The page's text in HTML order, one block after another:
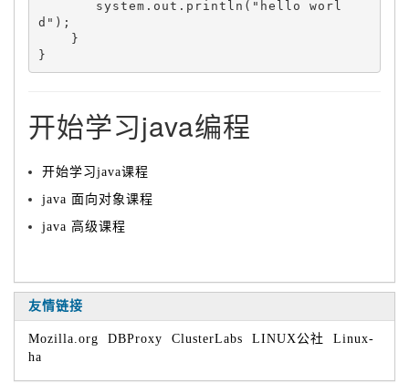
d");
开始学习java编程
开始学习java课程
java 面向对象课程
java 高级课程
友情链接
Mozilla.org DBProxy ClusterLabs LINUX公社
Linux-
ha